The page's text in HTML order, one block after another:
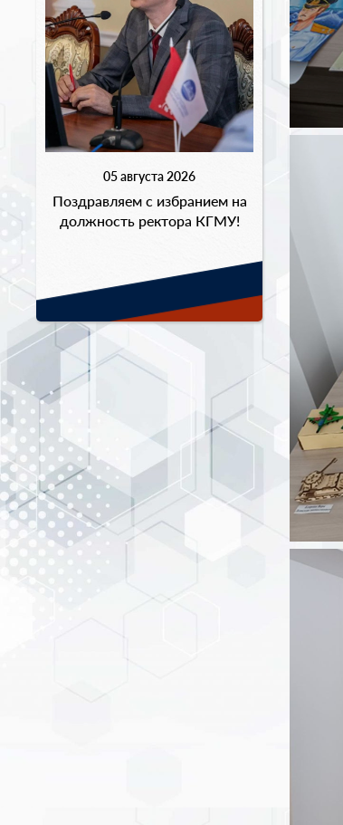
05 августа 2026
Поздравляем с избранием на
должность ректора КГМУ!